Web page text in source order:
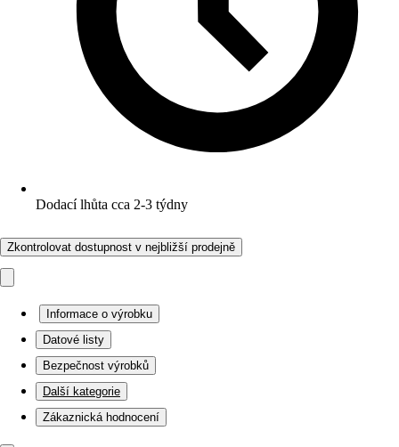
Dodací lhůta cca 2-3 týdny
Zkontrolovat dostupnost v nejbližší prodejně
Informace o výrobku
Datové listy
Bezpečnost výrobků
Další kategorie
Zákaznická hodnocení